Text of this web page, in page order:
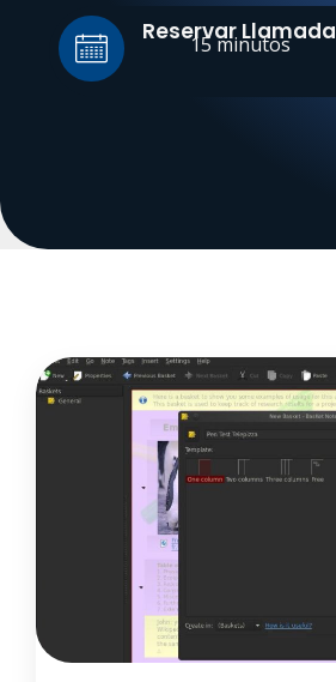
Reservar Llamada
15 minutos